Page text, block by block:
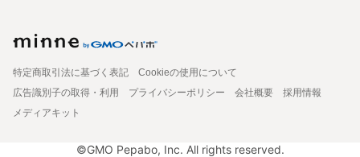
特定商取引法に基づく表記
Cookieの使用について
広告識別子の取得・利用
プライバシーポリシー 会社概要
採用情報
メディアキット
©GMO Pepabo, Inc. All rights reserved.